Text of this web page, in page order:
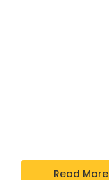
Read More